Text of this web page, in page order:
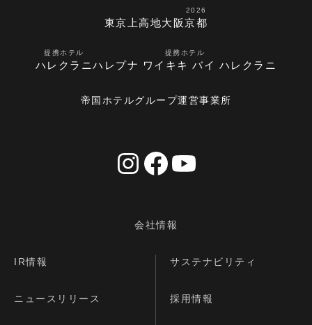
東京 上高地大阪
2026
京都
提携ホテル
ハレクラニ
提携ホテル
ハレプナ ワイキキ バイ ハレクラニ
帝国ホテルグループ運営事業所
会社情報
IR情報 サステナビリティ
ニュースリリース 採用情報